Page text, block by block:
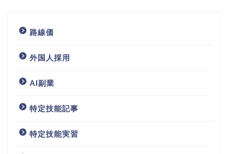
路線価
外国人採用
AI副業
特定技能記事
特定技能実習